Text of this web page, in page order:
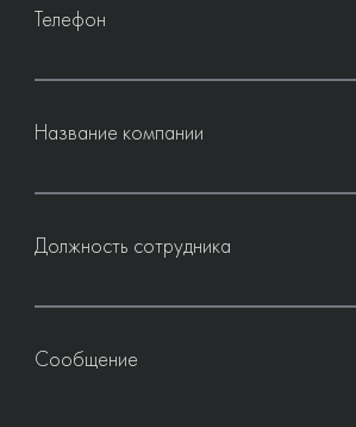
Телефон
Название компании
Должность сотрудника
Сообщение